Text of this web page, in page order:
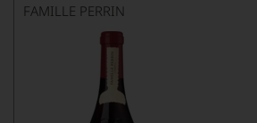
FAMILLE PERRIN